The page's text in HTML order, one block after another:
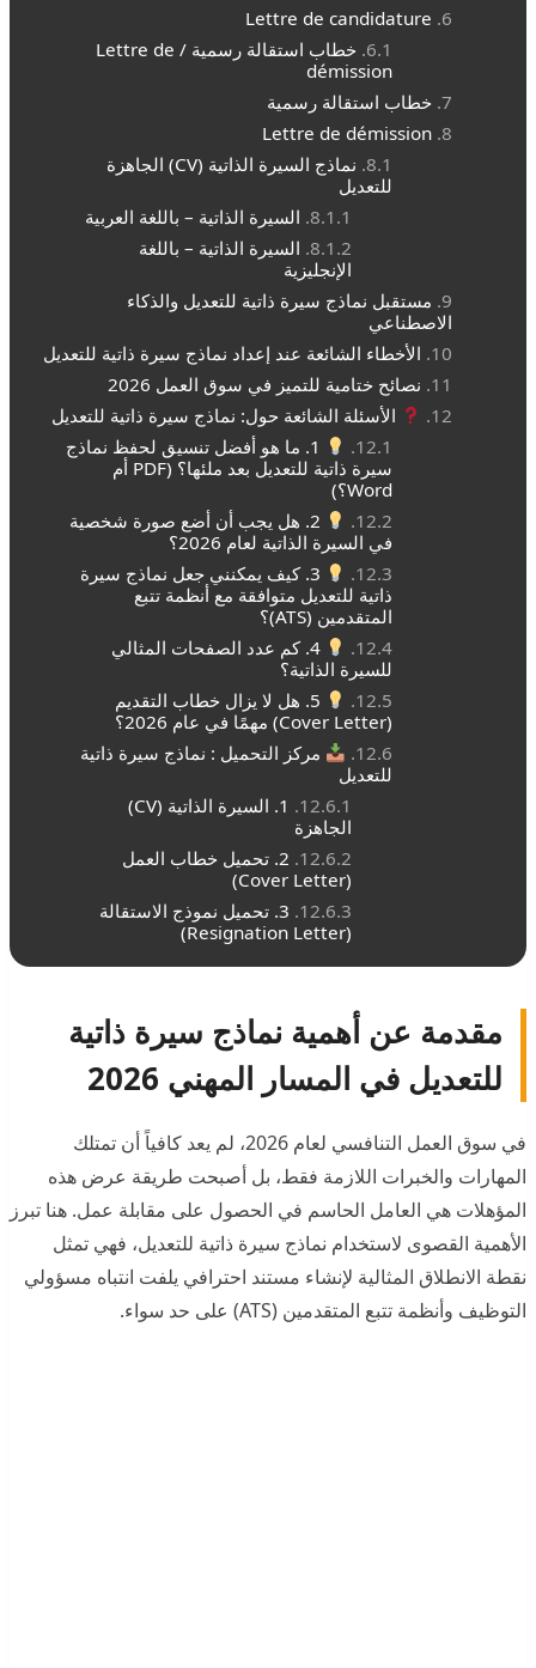
Lettre de candidature
خطاب استقالة رسمية / Lettre de
démission
خطاب استقالة رسمية
Lettre de démission
نماذج السيرة الذاتية (CV) الجاهزة
للتعديل
السيرة الذاتية – باللغة العربية
السيرة الذاتية – باللغة
الإنجليزية
مستقبل نماذج سيرة ذاتية للتعديل والذكاء
الاصطناعي
الأخطاء الشائعة عند إعداد نماذج سيرة ذاتية للتعديل
نصائح ختامية للتميز في سوق العمل 2026
الأسئلة الشائعة حول: نماذج سيرة ذاتية للتعديل
1. ما هو أفضل تنسيق لحفظ نماذج
سيرة ذاتية للتعديل بعد ملئها؟ (PDF أم
Word؟)
2. هل يجب أن أضع صورة شخصية
في السيرة الذاتية لعام 2026؟
3. كيف يمكنني جعل نماذج سيرة
ذاتية للتعديل متوافقة مع أنظمة تتبع
المتقدمين (ATS)؟
4. كم عدد الصفحات المثالي
للسيرة الذاتية؟
5. هل لا يزال خطاب التقديم
(Cover Letter) مهمًا في عام 2026؟
مركز التحميل : نماذج سيرة ذاتية
للتعديل
1. السيرة الذاتية (CV)
الجاهزة
2. تحميل خطاب العمل
(Cover Letter)
3. تحميل نموذج الاستقالة
(Resignation Letter)
مقدمة عن أهمية نماذج سيرة ذاتية
للتعديل في المسار المهني 2026
في سوق العمل التنافسي لعام 2026، لم يعد كافياً أن تمتلك
المهارات والخبرات اللازمة فقط، بل أصبحت طريقة عرض هذه
المؤهلات هي العامل الحاسم في الحصول على مقابلة عمل. هنا تبرز
الأهمية القصوى لاستخدام نماذج سيرة ذاتية للتعديل، فهي تمثل
نقطة الانطلاق المثالية لإنشاء مستند احترافي يلفت انتباه مسؤولي
التوظيف وأنظمة تتبع المتقدمين (ATS) على حد سواء.